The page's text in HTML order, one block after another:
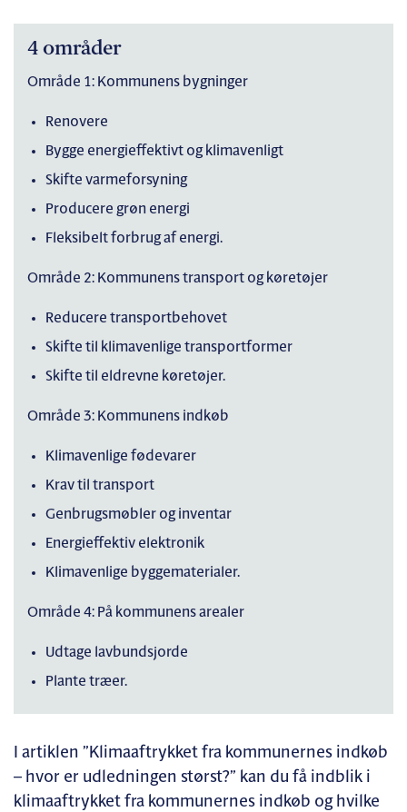
4 områder
Område 1: Kommunens bygninger
Renovere
Bygge energieffektivt og klimavenligt
Skifte varmeforsyning
Producere grøn energi
Fleksibelt forbrug af energi.
Område 2: Kommunens transport og køretøjer
Reducere transportbehovet
Skifte til klimavenlige transportformer
Skifte til eldrevne køretøjer.
Område 3: Kommunens indkøb
Klimavenlige fødevarer
Krav til transport
Genbrugsmøbler og inventar
Energieffektiv elektronik
Klimavenlige byggematerialer.
Område 4: På kommunens arealer
Udtage lavbundsjorde
Plante træer.
I artiklen ”Klimaaftrykket fra kommunernes indkøb
– hvor er udledningen størst?” kan du få indblik i
klimaaftrykket fra kommunernes indkøb og hvilke